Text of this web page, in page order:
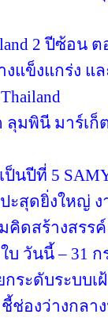
2 ปีซ้อน
งแข็งแกร่ง
ลุมพินี มาร์เก็
นปีที่ 5
ะสุดยิ่งใหญ่
ดสร้างสรร
บ วันนี้ – 31
ระดับระบบ
ช่องว่างกลา